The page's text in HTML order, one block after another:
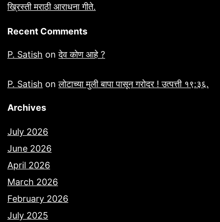
ख्रिस्ती मराठी आराधना गीते.
Recent Comments
P. Satish onदेव कोण आहे ?
P. Satish onलोटाच्या मुली बापा पासून गरोदर ! उत्पत्ती १९:३६.
Archives
July 2026
June 2026
April 2026
March 2026
February 2026
July 2025